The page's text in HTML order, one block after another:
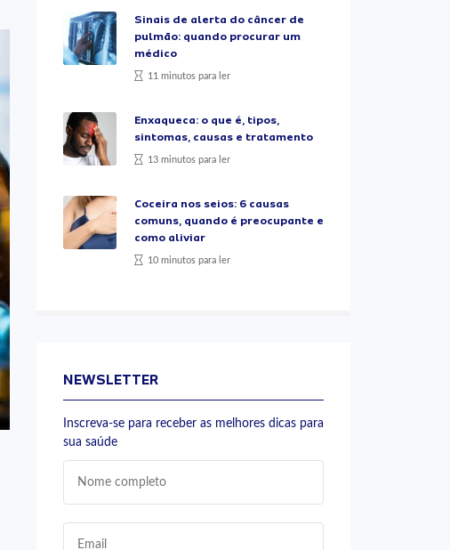
Sinais de alerta do câncer de
pulmão: quando procurar um
médico
11 minutos para ler
Enxaqueca: o que é, tipos,
sintomas, causas e tratamento
13 minutos para ler
Coceira nos seios: 6 causas
comuns, quando é preocupante e
como aliviar
10 minutos para ler
NEWSLETTER
Inscreva-se para receber as melhores dicas para
sua saúde